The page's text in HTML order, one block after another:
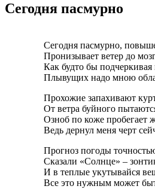
Сегодня пасмурно
Сегодня пасмурно,
Пронизывает ветер до
Как будто бы подчеркивая
Плывущих надо мною
Прохожие запахивают
От ветра буйного
Озноб по коже пробегает
Ведь дернул меня черт
Прогноз погоды
Сказали «Солнце» –
И в теплые укутывайся
Все это нужным может